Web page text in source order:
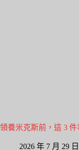
領養米克斯前，這 3
2026 年 7 月 29 日